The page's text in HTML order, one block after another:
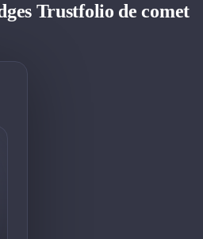
Trustfolio de comet